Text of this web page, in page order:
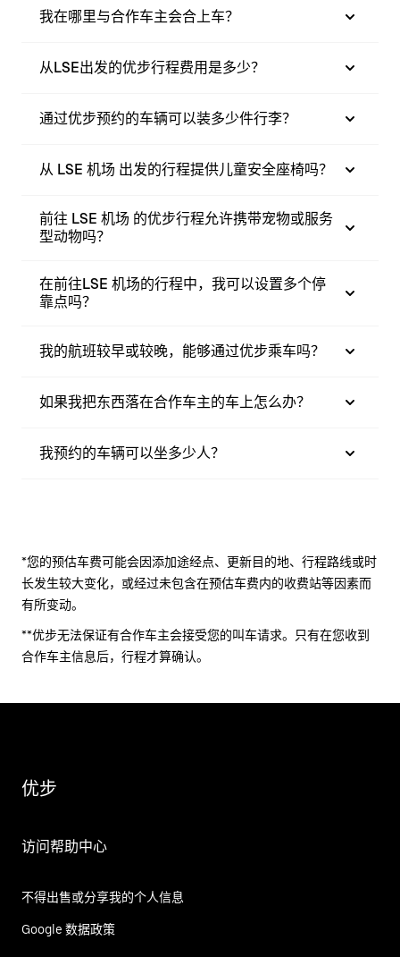
我在哪里与合作车主会合上车？
从LSE出发的优步行程费用是多少？
通过优步预约的车辆可以装多少件行李？
从 LSE 机场 出发的行程提供儿童安全座椅吗？
前往 LSE 机场 的优步行程允许携带宠物或服务
型动物吗？
在前往LSE 机场的行程中，我可以设置多个停
靠点吗？
我的航班较早或较晚，能够通过优步乘车吗？
如果我把东西落在合作车主的车上怎么办？
我预约的车辆可以坐多少人？
*您的预估车费可能会因添加途经点、更新目的地、行程路线或时
长发生较大变化，或经过未包含在预估车费内的收费站等因素而
有所变动。
**优步无法保证有合作车主会接受您的叫车请求。只有在您收到
合作车主信息后，行程才算确认。
优步
访问帮助中心
不得出售或分享我的个人信息
Google 数据政策